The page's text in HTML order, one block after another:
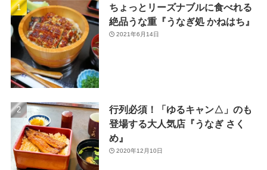
(1)
(3)
(26)
(1)
ちょっとリーズナブルに食べれる
絶品うな重『うなぎ処 かねはち』
2021年6月14日
行列必須！「ゆるキャン△」のも
登場する大人気店『うなぎ さく
め』
2020年12月10日